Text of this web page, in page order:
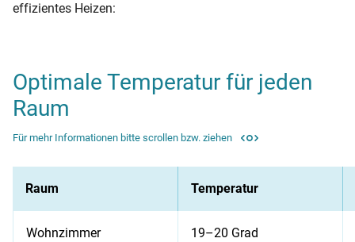
effizientes Heizen:
Optimale Temperatur für jeden
Raum
Für mehr Informationen bitte scrollen bzw. ziehen
Raum Temperatur
Wohnzimmer 19–20 Grad